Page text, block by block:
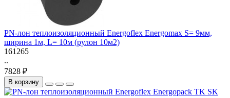
PN-лон теплоизоляционный Energoflex Energomax S= 9мм,
ширина 1м, L= 10м (рулон 10м2)
161265
..
7828 ₽
В корзину